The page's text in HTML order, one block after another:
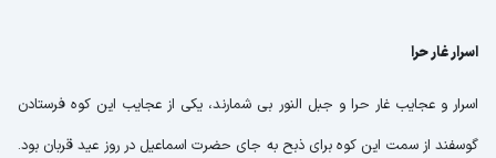
اسرار غار حرا
اسرار و عجایب غار حرا و جبل النور بی شمارند، یکی از عجایب این کوه فرستادن
گوسفند از سمت این کوه برای ذبح به جای حضرت اسماعیل در روز عید قربان بود.